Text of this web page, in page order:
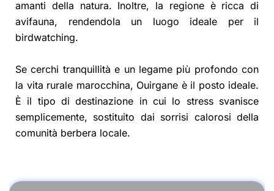
amanti della natura. Inoltre, la regione è ricca di
avifauna, rendendola un luogo ideale per il
birdwatching.
Se cerchi tranquillità e un legame più profondo con
la vita rurale marocchina, Ouirgane è il posto ideale.
È il tipo di destinazione in cui lo stress svanisce
semplicemente, sostituito dai sorrisi calorosi della
comunità berbera locale.